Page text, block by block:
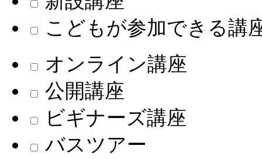
こどもが参加できる講
オンライン講座
公開講座
ビギナーズ講座
バスツアー